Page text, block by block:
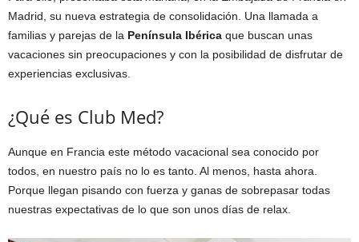
Madrid, su nueva estrategia de consolidación. Una llamada a
familias y parejas de la Península Ibérica que buscan unas
vacaciones sin preocupaciones y con la posibilidad de disfrutar de
experiencias exclusivas.
¿Qué es Club Med?
Aunque en Francia este método vacacional sea conocido por
todos, en nuestro país no lo es tanto. Al menos, hasta ahora.
Porque llegan pisando con fuerza y ganas de sobrepasar todas
nuestras expectativas de lo que son unos días de relax.